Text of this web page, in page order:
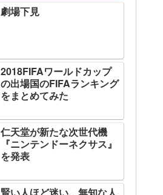
劇場下見
2018FIFAワールドカップ
の出場国のFIFAランキング
をまとめてみた
仁天堂が新たな次世代機
『ニンテンドーネクサス』
を発表
賢い人ほど迷い、無知な人